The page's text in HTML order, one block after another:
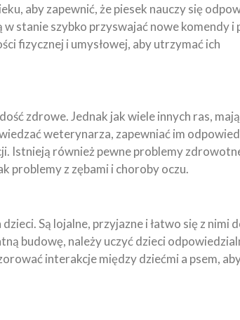
aby zapewnić, że piesek nauczy się
stanie szybko przyswajać nowe komendy i
fizycznej i umysłowej, aby utrzymać ich
zdrowe. Jednak jak wiele innych ras,
weterynarza, zapewniać im
Istnieją również pewne problemy
problemy z zębami i choroby oczu.
Są lojalne, przyjazne i łatwo się z nimi
budowę, należy uczyć dzieci
interakcje między dziećmi a psem,